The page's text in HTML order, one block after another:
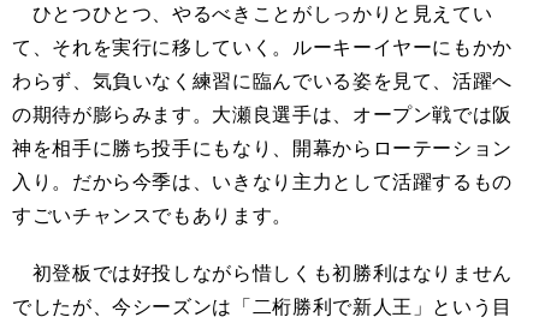
ひとつひとつ、やるべきことがしっかりと見えてい
て、それを実行に移していく。ルーキーイヤーにもかか
わらず、気負いなく練習に臨んでいる姿を見て、活躍へ
の期待が膨らみます。大瀬良選手は、オープン戦では阪
神を相手に勝ち投手にもなり、開幕からローテーション
入り。だから今季は、いきなり主力として活躍するもの
すごいチャンスでもあります。
初登板では好投しながら惜しくも初勝利はなりません
でしたが、今シーズンは「二桁勝利で新人王」という目